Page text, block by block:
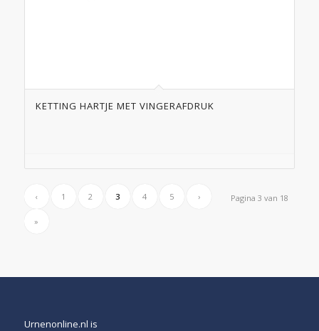
KETTING HARTJE MET VINGERAFDRUK
Pagina 3 van 18
‹ 1 2 3 4 5 ›
»
Urnenonline.nl is